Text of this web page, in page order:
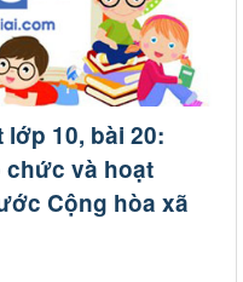
10, bài 20:
chức và hoạt
Cộng hòa xã